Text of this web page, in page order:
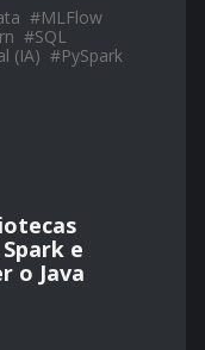
#MLFlow
#SQL
(IA) #PySpark
e
o Java